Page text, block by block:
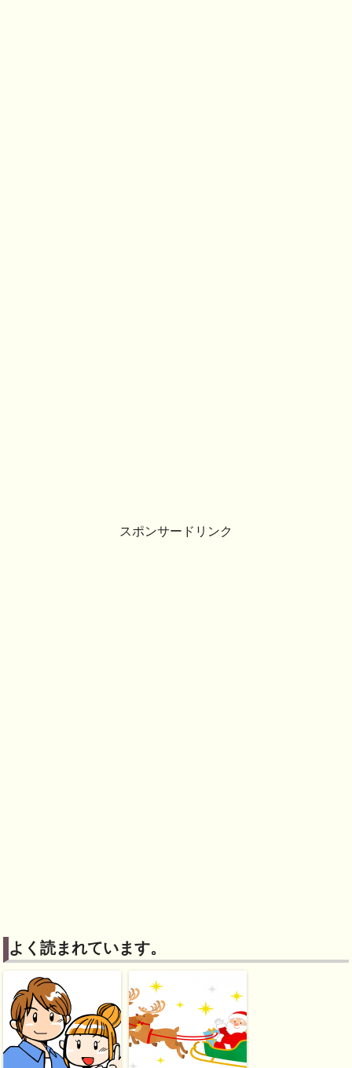
スポンサードリンク
よく読まれています。